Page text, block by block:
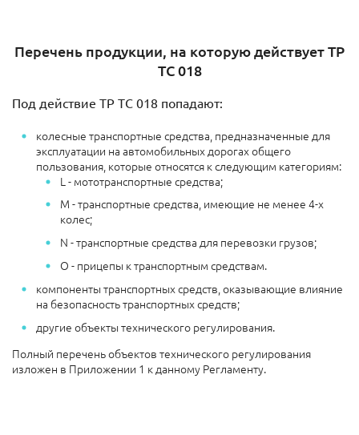
Перечень продукции, на которую действует ТР
ТС 018
Под действие ТР ТС 018 попадают:
колесные транспортные средства, предназначенные для
эксплуатации на автомобильных дорогах общего
пользования, которые относятся к следующим категориям:
L - мототранспортные средства;
М - транспортные средства, имеющие не менее 4-х
колес;
N - транспортные средства для перевозки грузов;
О - прицепы к транспортным средствам.
компоненты транспортных средств, оказывающие влияние
на безопасность транспортных средств;
другие объекты технического регулирования.
Полный перечень объектов технического регулирования
изложен в Приложении 1 к данному Регламенту.